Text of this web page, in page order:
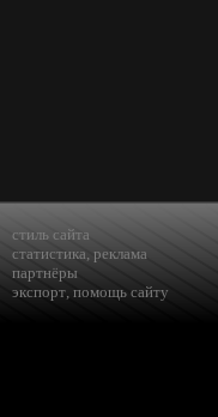
стиль сайта
статистика, реклама
партнёры
экспорт, помощь сайту